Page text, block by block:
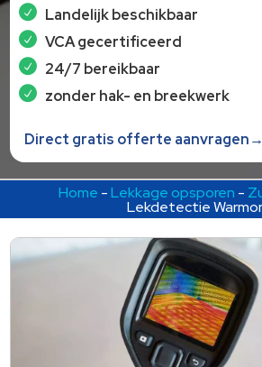
Landelijk beschikbaar
VCA gecertificeerd
24/7 bereikbaar
zonder hak- en breekwerk
Direct gratis offerte aanvragen→
Home -Lekkage opsporen -
Lekdetectie